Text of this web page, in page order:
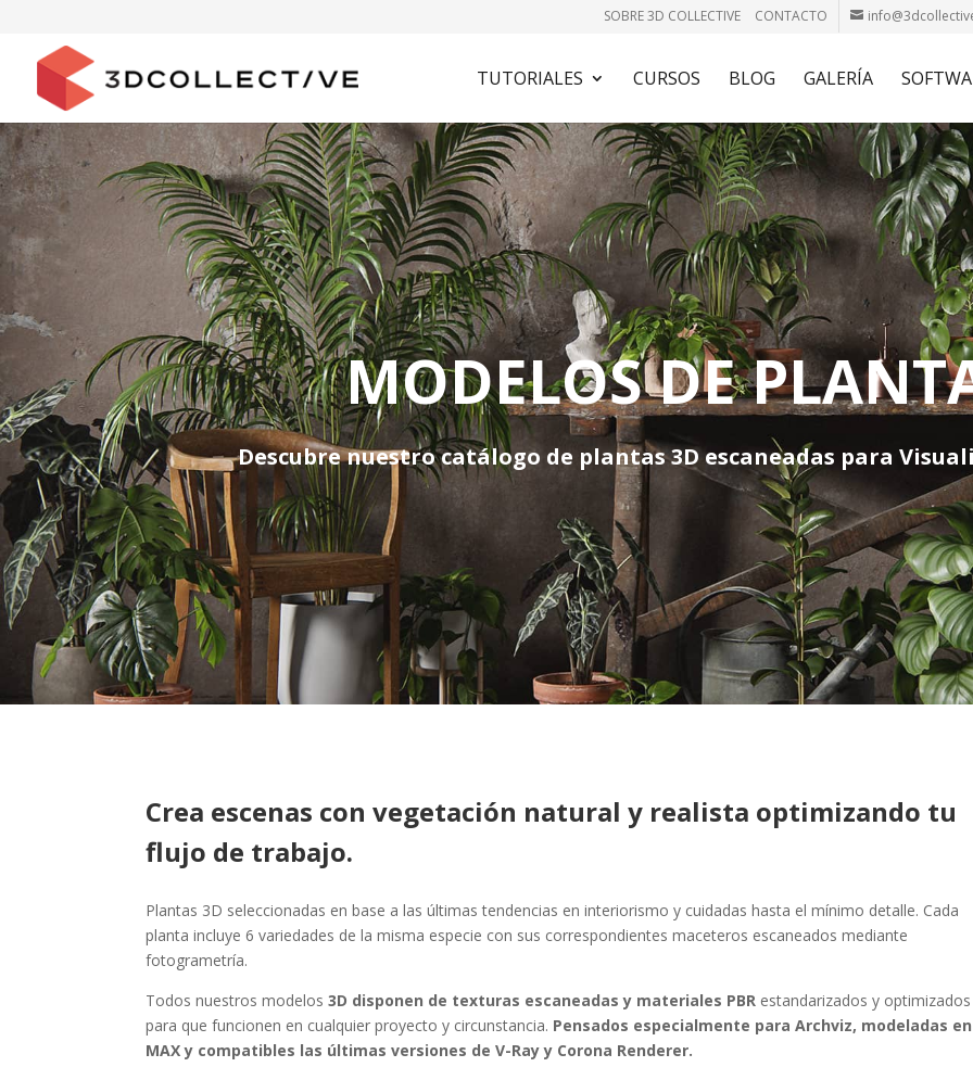
SOBRE 3D COLLECTIVE CONTACTO
TUTORIALES CURSOS BLOG GALERÍA
MODELOS DE
Descubre nuestro catálogo de plantas 3D escaneadas para
Crea escenas con vegetación natural y realista optimizando tu
flujo de trabajo.
Plantas 3D seleccionadas en base a las últimas tendencias en interiorismo y cuidadas hasta el mínimo detalle. Cada
planta incluye 6 variedades de la misma especie con sus correspondientes maceteros escaneados mediante
fotogrametría.
Todos nuestros modelos 3D disponen de texturas escaneadas y materiales PBR estandarizados y optimizados
para que funcionen en cualquier proyecto y circunstancia. Pensados especialmente para Archviz, modeladas
MAX y compatibles las últimas versiones de V-Ray y Corona Renderer.